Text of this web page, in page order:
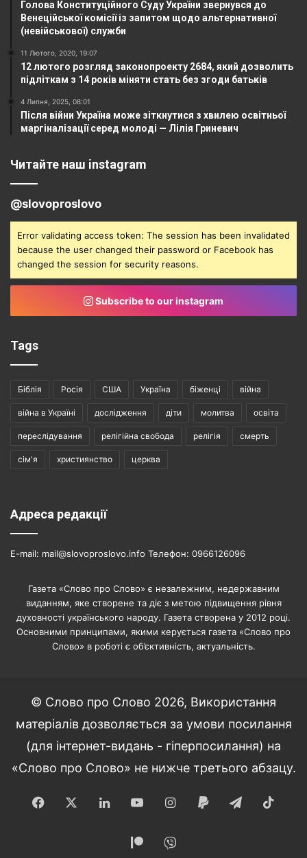
Голова Конституційного Суду України звернувся до
Венеційської комісії із запитом щодо альтернативної
(невійськової) служби
11 Лютого, 2020, 19:07
12 лютого розгляд законопроекту 2684, який дозволить
підліткам з 14 років міняти стать без згоди батьків
4 Липня, 2025, 08:01
Після війни Україна може зіткнутися з хвилею освітньої
маргіналізації серед молоді — Лілія Гриневич
Читайте наш instagram
@slovoproslovo
Error validating access token: The session has been invalidated
because the user changed their password or Facebook has
changed the session for security reasons.
Subscribe to our instagram
Tags
Біблія Росія США Україна біженці війна
війна в Україні дослідження діти молитва освіта
переслідування релігійна свобода релігія смерть
сім'я християнство церква
Адреса редакції
E-mail: mail@slovoproslovo.info Телефон: 0966126096
Газета «Слово про Слово» є незалежним, недержавним
виданням, яке створене та діє з метою підвищення рівня
духовності українського народу. Газета створена у 2012 році.
Основними принципами, якими керується газета «Слово про
Слово» в роботі є об’єктивність, актуальність.
© Слово про Слово 2026, Використання
матеріалів дозволяється за умови посилання
(для інтернет-видань - гіперпосилання) на
«Слово про Слово» не нижче третього абзацу.
Facebook LinkedInYouTubeInstagram
Paypal Telegram
Patreon